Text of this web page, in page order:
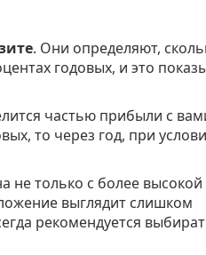
. Они определяют,
годовых, и это
частью прибыли с
то через год, при
не только с более высокой
выглядит слишком
рекомендуется